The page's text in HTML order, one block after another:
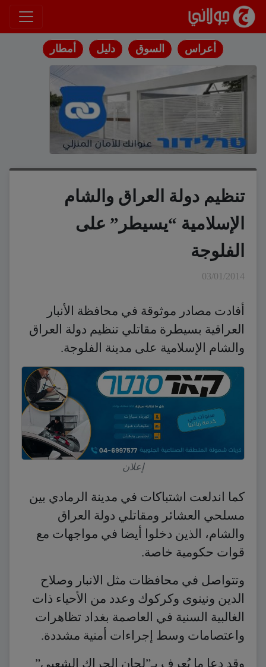
انتقل إلى المحتوى
أعراس السوق دليل أمطار
تنظيم دولة العراق والشام
الإسلامية “يسيطر” على
الفلوجة
03/01/2014
أفادت مصادر موثوقة في محافظة الأنبار
العراقية بسيطرة مقاتلي تنظيم دولة العراق
والشام الإسلامية على مدينة الفلوجة.
إعلان
كما اندلعت اشتباكات في مدينة الرمادي بين
مسلحي العشائر ومقاتلي دولة العراق
والشام، الذين دخلوا أيضا في مواجهات مع
قوات حكومية خاصة.
وتتواصل في محافظات مثل الانبار وصلاح
الدين ونينوى وكركوك وعدد من الأحياء ذات
الغالبية السنية في العاصمة بغداد تظاهرات
واعتصامات وسط إجراءات أمنية مشددة.
وقد دعا ما يُعرف بـ”لجان الحراك الشعبي”